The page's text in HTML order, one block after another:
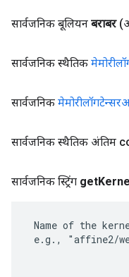
सार्वजनिक बूलियन बराबर
सार्वजनिक स्थैतिक
सार्वजनिक
सार्वजनिक स्थैतिक अंतिम
सार्वजनिक स्ट्रिंग get
Name of the
e.g., "affine2/